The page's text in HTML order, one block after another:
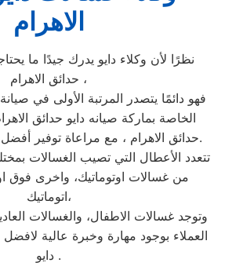
الاهرام
نظرًا لأن وكلاء دايو يدرك جيدًا ما
حدائق الاهرام ،
فهو دائمًا يتصدر المرتبة الأولى في
الخاصة بماركة صيانه دايو حدائق
حدائق الاهرام ، مع مراعاة توفير أفضل خدمات الدعم الفنى.
تتعدد الأعطال التي تصيب الغسالات
من غسالات اوتوماتيك، واخرى فوق
اتوماتيك،
وتوجد غسالات الاطفال، والغسالات
العملاء بوجود مهارة وخبرة عالية
دايو .